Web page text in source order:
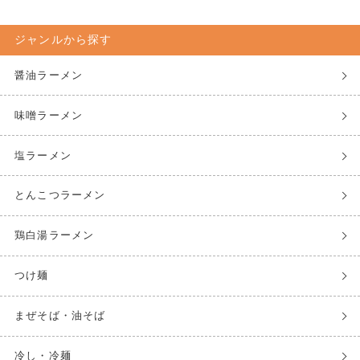
ジャンルから探す
醤油ラーメン
味噌ラーメン
塩ラーメン
とんこつラーメン
鶏白湯ラーメン
つけ麺
まぜそば・油そば
冷し・冷麺